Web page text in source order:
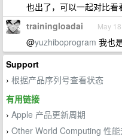
也出了，可以一起对比看
trainingloadai May 18
@yuzhiboprogram 我也
Support
› 根据产品序列号查看状态
有用链接
› Apple 产品更新周期
› Other World Computing 性能